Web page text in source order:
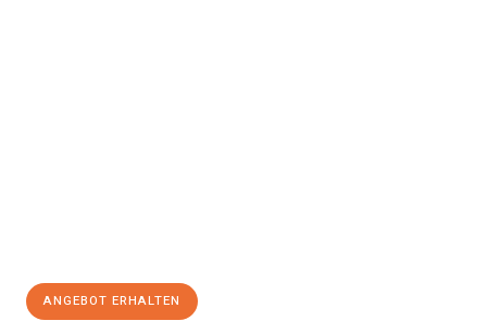
ANGEBOT ERHALTEN